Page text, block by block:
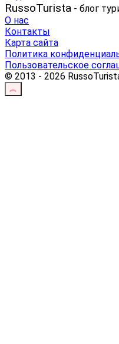
RussoTurista - блог
О нас
Контакты
Карта сайта
Политика
Пользовательское
© 2013 - 2026